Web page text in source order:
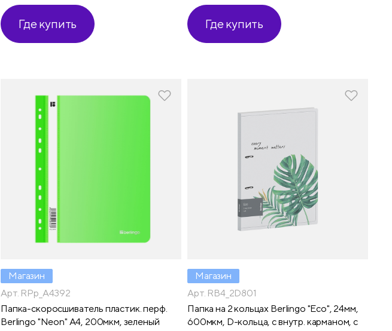
Где купить Где купить
Магазин
Арт. RPp_A4392
Папка-скоросшиватель пластик. перф.
Berlingo "Neon" А4, 200мкм, зеленый
Магазин
Арт. RB4_2D801
Папка на 2 кольцах Berlingo "Eco", 24мм,
600мкм, D-кольца, с внутр. карманом, с